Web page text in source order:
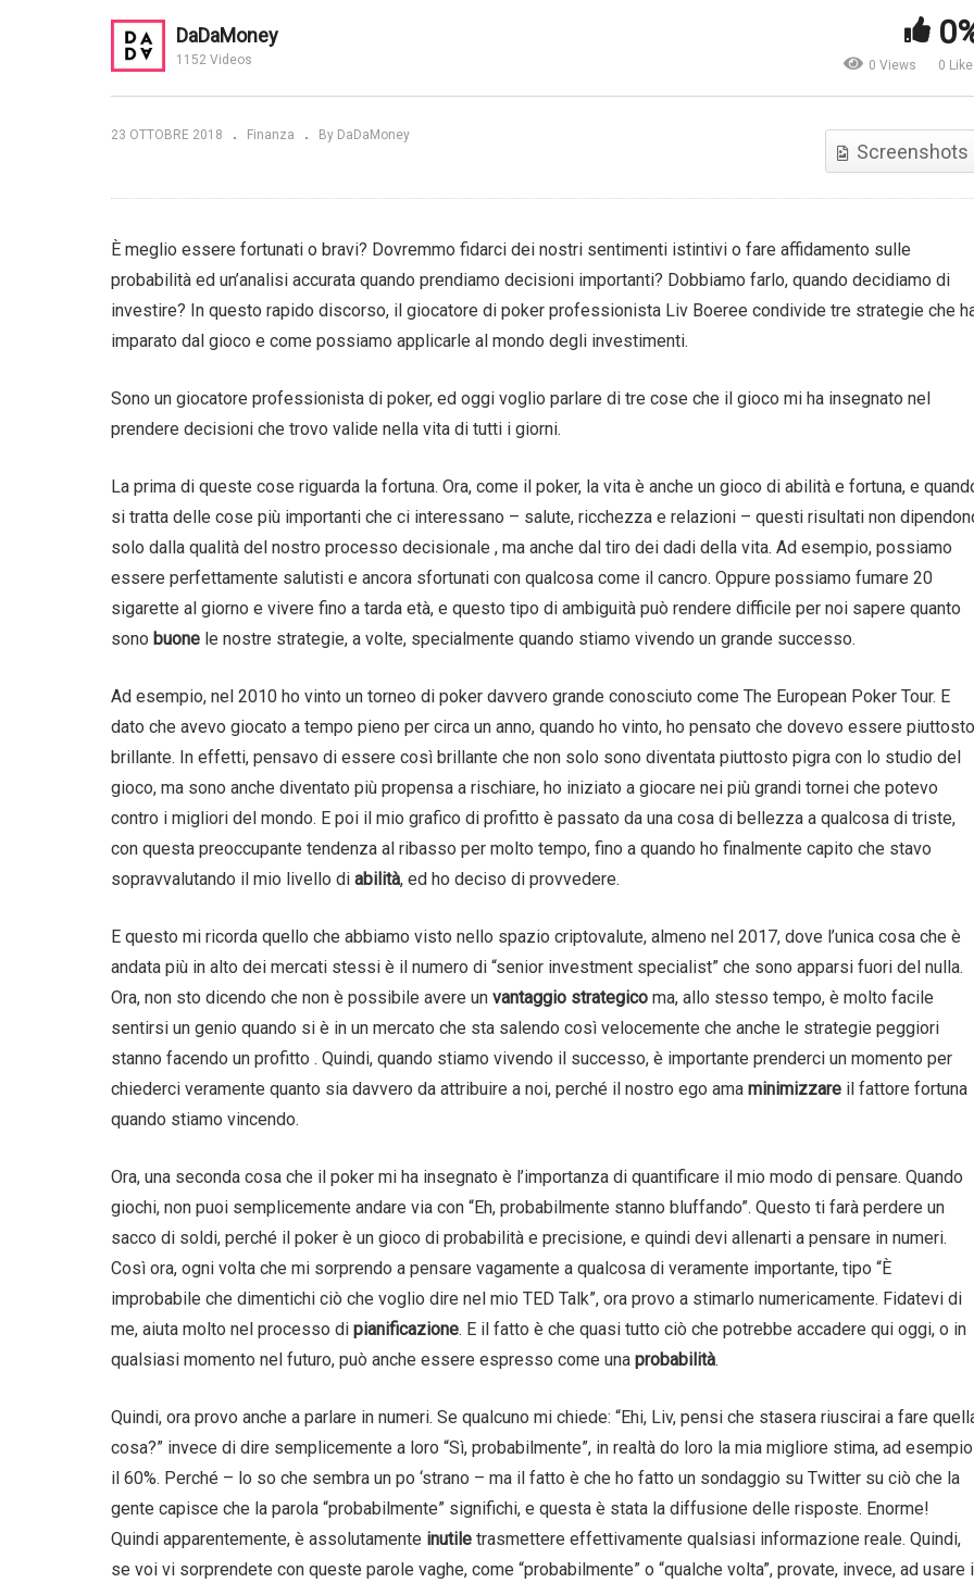
| Proactive Thinker
Asset Management
DaDaMoney
1152 Videos 0 Views 0
23 OTTOBRE 2018 Finanza By DaDaMoney
Screenshots
È meglio essere fortunati o bravi? Dovremmo fidarci dei nostri sentimenti istintivi o fare affidamento sulle
probabilità ed un’analisi accurata quando prendiamo decisioni importanti? Dobbiamo farlo, quando decidiamo di
investire? In questo rapido discorso, il giocatore di poker professionista Liv Boeree condivide tre strategie che
imparato dal gioco e come possiamo applicarle al mondo degli investimenti.
Sono un giocatore professionista di poker, ed oggi voglio parlare di tre cose che il gioco mi ha insegnato nel
prendere decisioni che trovo valide nella vita di tutti i giorni.
La prima di queste cose riguarda la fortuna. Ora, come il poker, la vita è anche un gioco di abilità e fortuna, e
si tratta delle cose più importanti che ci interessano – salute, ricchezza e relazioni – questi risultati non
solo dalla qualità del nostro processo decisionale , ma anche dal tiro dei dadi della vita. Ad esempio, possiamo
essere perfettamente salutisti e ancora sfortunati con qualcosa come il cancro. Oppure possiamo fumare 20
sigarette al giorno e vivere fino a tarda età, e questo tipo di ambiguità può rendere difficile per noi sapere quanto
sono buone le nostre strategie, a volte, specialmente quando stiamo vivendo un grande successo.
Ad esempio, nel 2010 ho vinto un torneo di poker davvero grande conosciuto come The European Poker Tour. E
dato che avevo giocato a tempo pieno per circa un anno, quando ho vinto, ho pensato che dovevo essere piuttosto
brillante. In effetti, pensavo di essere così brillante che non solo sono diventata piuttosto pigra con lo studio del
gioco, ma sono anche diventato più propensa a rischiare, ho iniziato a giocare nei più grandi tornei che potevo
contro i migliori del mondo. E poi il mio grafico di profitto è passato da una cosa di bellezza a qualcosa di triste,
con questa preoccupante tendenza al ribasso per molto tempo, fino a quando ho finalmente capito che stavo
sopravvalutando il mio livello di abilità, ed ho deciso di provvedere.
E questo mi ricorda quello che abbiamo visto nello spazio criptovalute, almeno nel 2017, dove l’unica cosa che è
andata più in alto dei mercati stessi è il numero di “senior investment specialist” che sono apparsi fuori del nulla.
Ora, non sto dicendo che non è possibile avere un vantaggio strategico ma, allo stesso tempo, è molto facile
sentirsi un genio quando si è in un mercato che sta salendo così velocemente che anche le strategie peggiori
stanno facendo un profitto . Quindi, quando stiamo vivendo il successo, è importante prenderci un momento per
chiederci veramente quanto sia davvero da attribuire a noi, perché il nostro ego ama minimizzare il fattore fortuna
quando stiamo vincendo.
Ora, una seconda cosa che il poker mi ha insegnato è l’importanza di quantificare il mio modo di pensare. Quando
giochi, non puoi semplicemente andare via con “Eh, probabilmente stanno bluffando”. Questo ti farà perdere un
sacco di soldi, perché il poker è un gioco di probabilità e precisione, e quindi devi allenarti a pensare in numeri.
Così ora, ogni volta che mi sorprendo a pensare vagamente a qualcosa di veramente importante, tipo “È
improbabile che dimentichi ciò che voglio dire nel mio TED Talk”, ora provo a stimarlo numericamente. Fidatevi di
me, aiuta molto nel processo di pianificazione. E il fatto è che quasi tutto ciò che potrebbe accadere qui oggi, o in
qualsiasi momento nel futuro, può anche essere espresso come una probabilità.
Quindi, ora provo anche a parlare in numeri. Se qualcuno mi chiede: “Ehi, Liv, pensi che stasera riuscirai a fare
cosa?” invece di dire semplicemente a loro “Sì, probabilmente”, in realtà do loro la mia migliore stima, ad esempio
il 60%. Perché – lo so che sembra un po ‘strano – ma il fatto è che ho fatto un sondaggio su Twitter su ciò che la
gente capisce che la parola “probabilmente” significhi, e questa è stata la diffusione delle risposte. Enorme!
Quindi apparentemente, è assolutamente inutile trasmettere effettivamente qualsiasi informazione reale. Quindi,
se voi vi sorprendete con queste parole vaghe, come “probabilmente” o “qualche volta”, provate, invece, ad usare i